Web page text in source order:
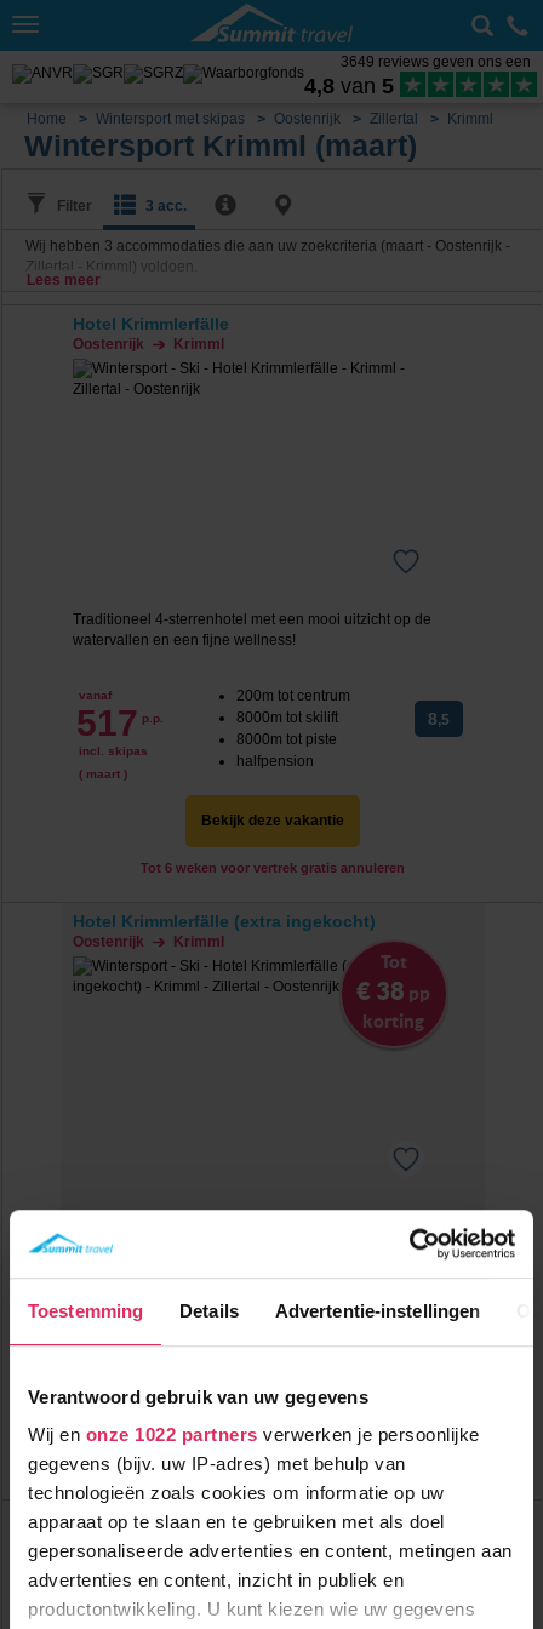
Toestemming Details Advertentie-instellingen
Verantwoord gebruik van uw gegevens
Wij en onze 1022 partners verwerken je persoonlijke
gegevens (bijv. uw IP-adres) met behulp van
technologieën zoals cookies om informatie op uw
apparaat op te slaan en te gebruiken met als doel
gepersonaliseerde advertenties en content, metingen aan
advertenties en content, inzicht in publiek en
productontwikkeling. U kunt kiezen wie uw gegevens
Toggle
3649 reviews geven ons een
4,8 van 5
Home Wintersport met skipas Oostenrijk Zillertal Krimml
Wintersport Krimml (maart)
Filter 3 acc.
Wij hebben 3 accommodaties die aan uw zoekcriteria (maart - Oostenrijk -
Zillertal - Krimml) voldoen.
Lees meer
Hotel Krimmlerfälle
Oostenrijk Krimml
Traditioneel 4-sterrenhotel met een mooi uitzicht op de
watervallen en een fijne wellness!
vanaf
517 p.p.
incl. skipas
( maart )
200m tot centrum
8000m tot skilift
8000m tot piste
halfpension
8,5
Bekijk deze vakantie
Tot 6 weken voor vertrek gratis annuleren
Hotel Krimmlerfälle (extra ingekocht)
Oostenrijk Krimml
Tot
€ 38 pp
korting
watervallen en een ruime wellness!
507
incl. skipas
8000m tot skilift
8,5
Tot 6 weken voor vertrek gratis annuleren
Hotel Post
Tot
€ 57
korting